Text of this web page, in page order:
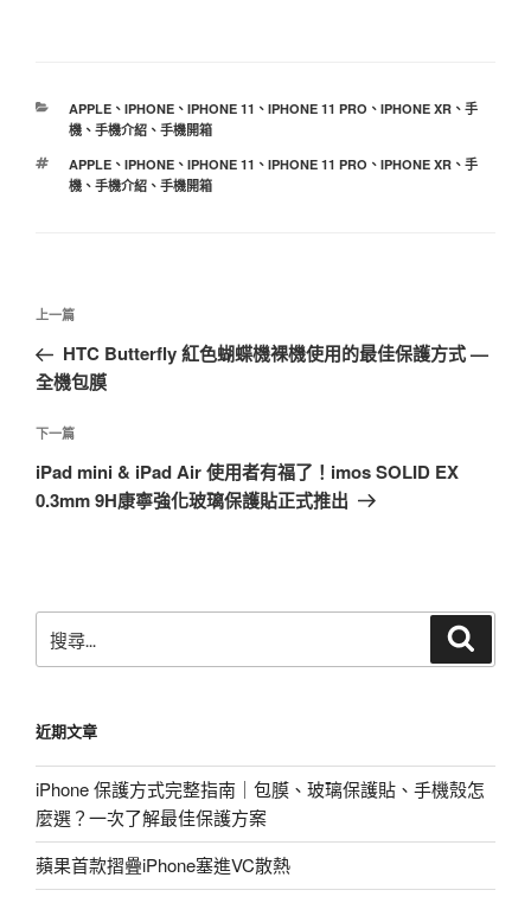
分
類
APPLE、 IPHONE、 IPHONE 11 、 IPHONE 11 PRO 、 IPHONE XR、 手
機、 手機介紹、 手機開箱
標
籤
APPLE、 IPHONE、 IPHONE 11 、 IPHONE 11 PRO 、 IPHONE XR、 手
機、 手機介紹、 手機開箱
文
導
覽
上
一
篇
章
上一篇
HTC Butterfly 紅色蝴蝶機裸機使用的最佳保護方式 —
全機包膜
下
一
篇
下一篇
iPad mini & iPad Air 使用者有福了！imos SOLID EX
0.3mm 9H康寧強化玻璃保護貼正式推出
尋
字:
近期文章
iPhone 保護方式完整指南｜包膜、玻璃保護貼、手機殼怎
麼選？一次了解最佳保護方案
蘋果首款摺疊iPhone塞進VC散熱